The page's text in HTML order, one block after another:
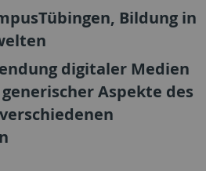
Bildung in
digitaler Medien
Aspekte des